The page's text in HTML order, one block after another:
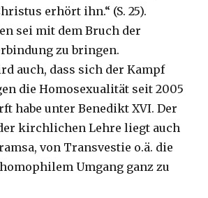
erhört ihn.“ (S. 25).
sei mit dem Bruch der
zu bringen.
auch, dass sich der Kampf
die Homosexualität seit 2005
habe unter Benedikt XVI. Der
kirchlichen Lehre liegt auch
von Transvestie o.ä. die
Umgang ganz zu